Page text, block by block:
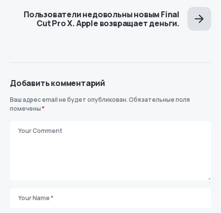
Пользователи недовольны новым Final
Cut Pro X. Apple возвращает деньги.
Добавить комментарий
Ваш адрес email не будет опубликован.Обязательные поля
помечены*